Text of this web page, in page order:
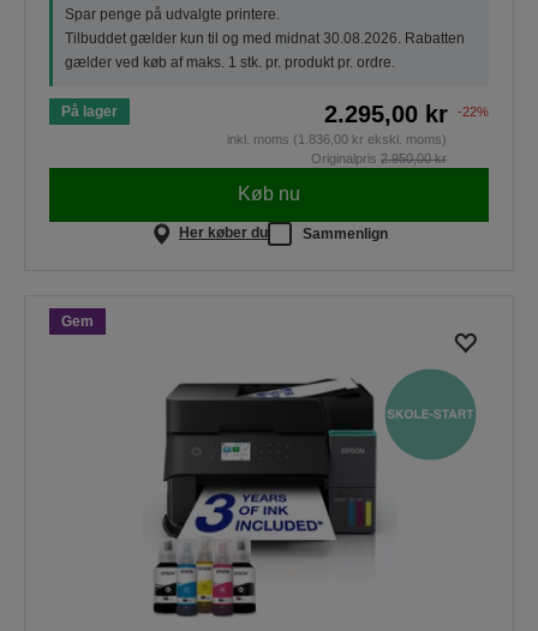
Spar penge på udvalgte printere.
Tilbuddet gælder kun til og med midnat 30.08.2026. Rabatten
gælder ved køb af maks. 1 stk. pr. produkt pr. ordre.
På lager 2.295,00 kr
-22%
inkl. moms (1.836,00 kr ekskl. moms)
Originalpris 2.950,00 kr
Køb nu
Her køber du Sammenlign
Gem